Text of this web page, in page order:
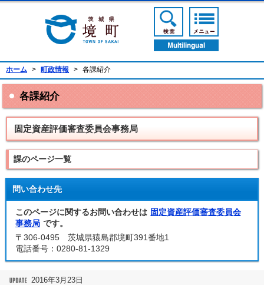
境町公式ホームページ検索ボタン
ホーム > 町政情報 > 各課紹介
各課紹介
固定資産評価審査委員会事務局
課のページ一覧
問い合わせ先
このページに関するお問い合わせは 固定資産評価審査委員会
事務局 です。
〒306-0495 茨城県猿島郡境町391番地1
電話番号：0280-81-1329
2016年3月23日